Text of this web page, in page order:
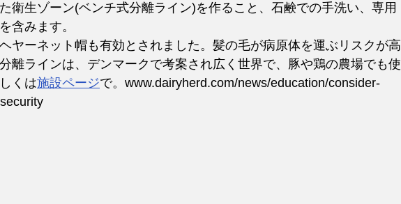
衛生ゾーン(ベンチ式分離ライン)を作ること、石鹸での手洗い、専用
含みます。
ヤーネット帽も有効とされました。髪の毛が病原体を運ぶリスクが高
離ラインは、デンマークで考案され広く世界で、豚や鶏の農場でも使
くは施設ページで。www.dairyherd.com/news/education/consider-